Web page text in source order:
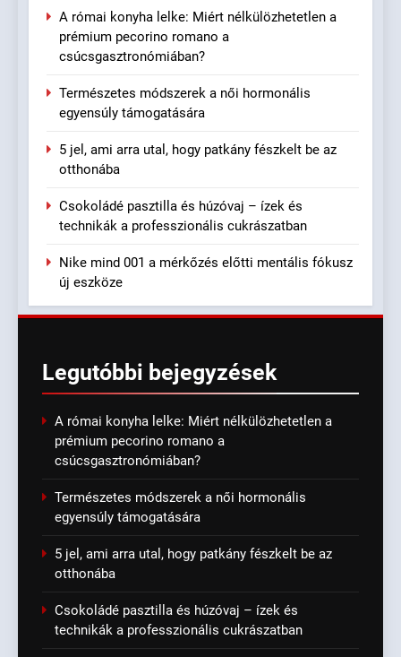
A római konyha lelke: Miért nélkülözhetetlen a
prémium pecorino romano a
csúcsgasztronómiában?
Természetes módszerek a női hormonális
egyensúly támogatására
5 jel, ami arra utal, hogy patkány fészkelt be az
otthonába
Csokoládé pasztilla és húzóvaj – ízek és
technikák a professzionális cukrászatban
Nike mind 001 a mérkőzés előtti mentális fókusz
új eszköze
Legutóbbi bejegyzések
A római konyha lelke: Miért nélkülözhetetlen a
prémium pecorino romano a
csúcsgasztronómiában?
Természetes módszerek a női hormonális
egyensúly támogatására
5 jel, ami arra utal, hogy patkány fészkelt be az
otthonába
Csokoládé pasztilla és húzóvaj – ízek és
technikák a professzionális cukrászatban